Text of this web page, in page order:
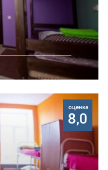
оценка
8,0